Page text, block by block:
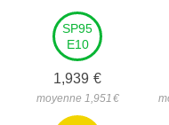
SP95
E10
1,939 €
moyenne 1,951€